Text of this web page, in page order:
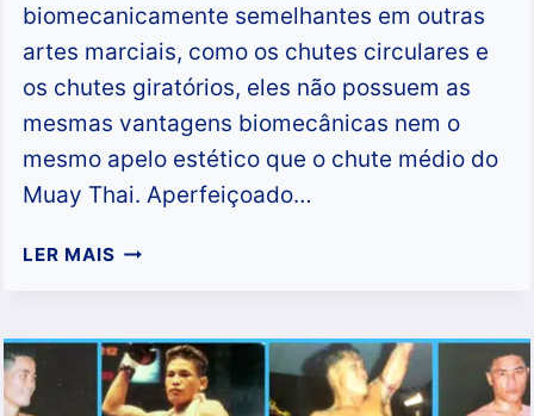
biomecanicamente semelhantes em outras
artes marciais, como os chutes circulares e
os chutes giratórios, eles não possuem as
mesmas vantagens biomecânicas nem o
mesmo apelo estético que o chute médio do
Muay Thai. Aperfeiçoado…
LER MAIS QUEM
MELHOR
LUTADOR
DE